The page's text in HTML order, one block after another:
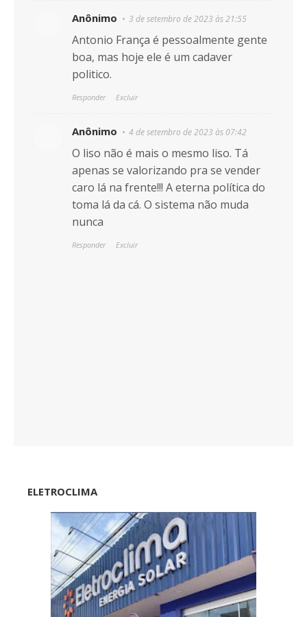
Anônimo 3 de setembro de 2023 às 21:55
Antonio França é pessoalmente gente
boa, mas hoje ele é um cadaver
politico.
Responder Excluir
Anônimo 4 de setembro de 2023 às 07:42
O liso não é mais o mesmo liso. Tá
apenas se valorizando pra se vender
caro lá na frente!!! A eterna política do
toma lá da cá. O sistema não muda
nunca
Responder Excluir
ELETROCLIMA